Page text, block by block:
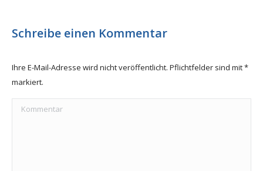
Schreibe einen Kommentar
Ihre E-Mail-Adresse wird nicht veröffentlicht. Pflichtfelder sind mit*
markiert.
Kommentar